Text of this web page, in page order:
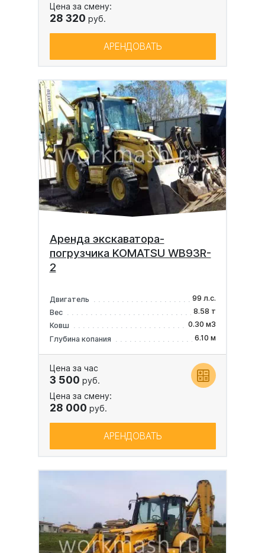
Цена за смену:
28 320 руб.
АРЕНДОВАТЬ
Аренда экскаватора-
погрузчика KOMATSU WB93R-
2
Двигатель
99 л.с.
Вес
8.58 т
Ковш
0.30 м3
Глубина копания
6.10 м
Цена за час
3 500 руб.
Цена за смену:
28 000 руб.
АРЕНДОВАТЬ